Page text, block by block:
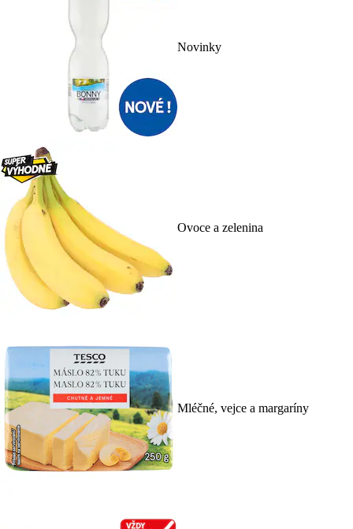
Novinky
Ovoce a zelenina
Mléčné, vejce a margaríny